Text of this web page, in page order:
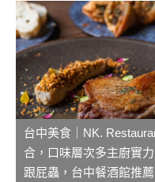
台中美食｜NK.
合，口味層次多主廚實
跟屁蟲，台中餐酒館推薦